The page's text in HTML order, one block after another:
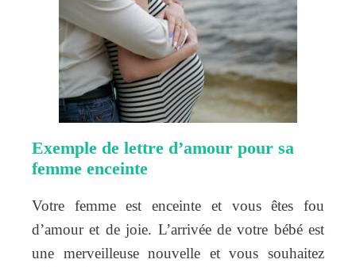
Exemple de lettre d’amour pour sa
femme enceinte
Votre femme est enceinte et vous êtes fou
d’amour et de joie. L’arrivée de votre bébé est
une merveilleuse nouvelle et vous souhaitez